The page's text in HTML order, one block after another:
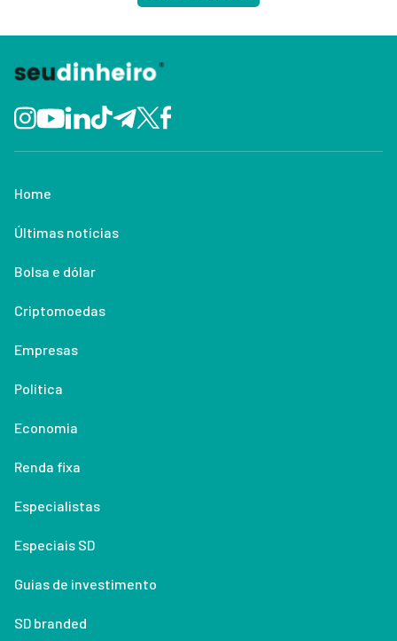
Home
Últimas notícias
Bolsa e dólar
Criptomoedas
Empresas
Política
Economia
Renda fixa
Especialistas
Especiais SD
Guias de investimento
SD branded